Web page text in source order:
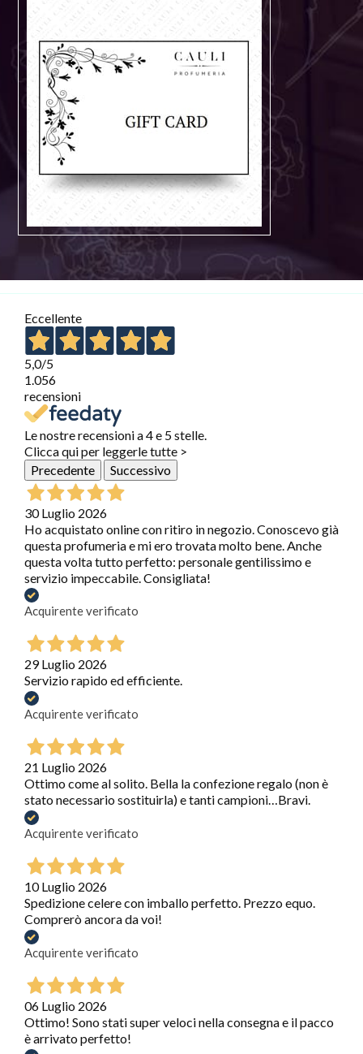
Eccellente
5,0/5
1.056
recensioni
Le nostre recensioni a 4 e 5 stelle.
Clicca qui per leggerle tutte >
Precedente
Successivo
30 Luglio 2026
Ho acquistato online con ritiro in negozio. Conoscevo già
questa profumeria e mi ero trovata molto bene. Anche
questa volta tutto perfetto: personale gentilissimo e
servizio impeccabile. Consigliata!
Acquirente verificato
29 Luglio 2026
Servizio rapido ed efficiente.
Acquirente verificato
21 Luglio 2026
Ottimo come al solito. Bella la confezione regalo (non è
stato necessario sostituirla) e tanti campioni…Bravi.
Acquirente verificato
10 Luglio 2026
Spedizione celere con imballo perfetto. Prezzo equo.
Comprerò ancora da voi!
Acquirente verificato
06 Luglio 2026
Ottimo! Sono stati super veloci nella consegna e il pacco
è arrivato perfetto!